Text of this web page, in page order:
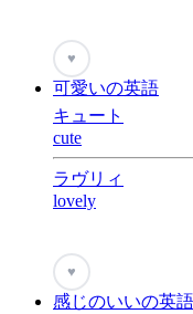
♥
可愛いの英語
キュート
cute
ラヴリィ
lovely
♥
感じのいいの英語